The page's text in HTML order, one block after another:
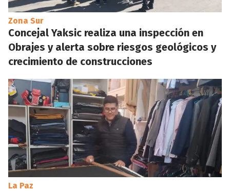
Zona Sur
Concejal Yaksic realiza una inspección en
Obrajes y alerta sobre riesgos geológicos y
crecimiento de construcciones
La Paz